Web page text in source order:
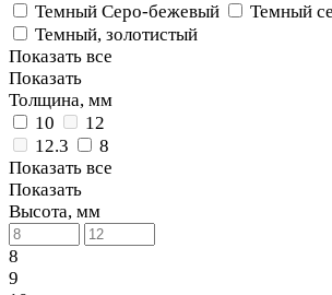
Темный Серо-бежевый
Темный
Темный, золотистый
Показать все
Показать
Толщина, мм
10
12
12.3
8
Показать все
Показать
Высота, мм
8
9